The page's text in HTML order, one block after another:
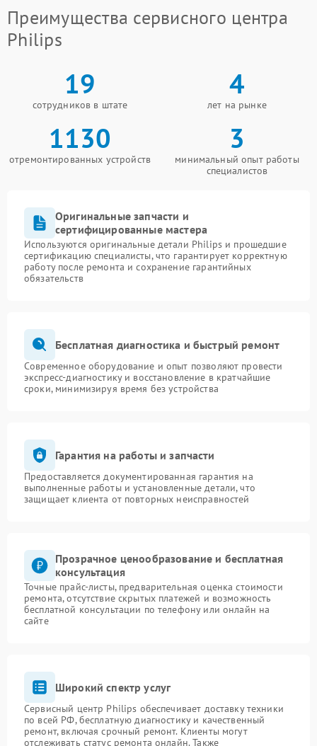
Преимущества сервисного центра
Philips
19
сотрудников в штате
4
лет на рынке
1130
отремонтированных устройств
3
минимальный опыт работы
специалистов
Оригинальные запчасти и
сертифицированные мастера
Используются оригинальные детали Philips и прошедшие
сертификацию специалисты, что гарантирует корректную
работу после ремонта и сохранение гарантийных
обязательств
Бесплатная диагностика и быстрый ремонт
Современное оборудование и опыт позволяют провести
экспресс-диагностику и восстановление в кратчайшие
сроки, минимизируя время без устройства
Гарантия на работы и запчасти
Предоставляется документированная гарантия на
выполненные работы и установленные детали, что
защищает клиента от повторных неисправностей
Прозрачное ценообразование и бесплатная
консультация
Точные прайс-листы, предварительная оценка стоимости
ремонта, отсутствие скрытых платежей и возможность
бесплатной консультации по телефону или онлайн на
сайте
Широкий спектр услуг
Сервисный центр Philips обеспечивает доставку техники
по всей РФ, бесплатную диагностику и качественный
ремонт, включая срочный ремонт. Клиенты могут
отслеживать статус ремонта онлайн. Также